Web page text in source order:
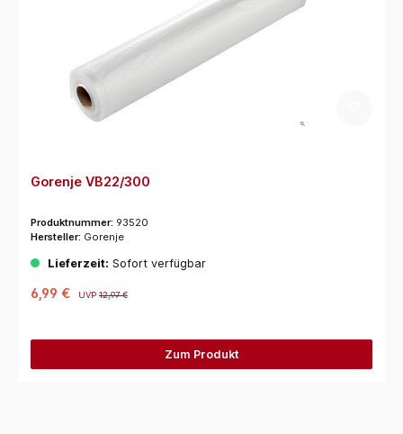
Gorenje VB22/300
Produktnummer: 93520
Hersteller: Gorenje
Lieferzeit: Sofort verfügbar
6,99 € UVP12,97 €
Zum Produkt